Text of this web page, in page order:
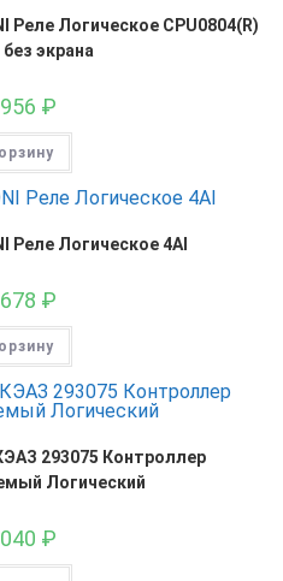
Реле Логическое CPU0804(R)
без экрана
₽
Реле Логическое 4AI
₽
293075 Контроллер
Логический
₽